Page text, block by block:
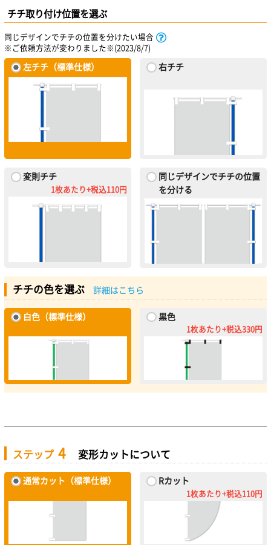
チチ取り付け位置を選ぶ
同じデザインでチチの位置を分けたい場合
※ご依頼方法が変わりました※(2023/8/7)
左チチ（標準仕様） 右チチ
変則チチ
1枚あたり+税込110円
同じデザインでチチの位置
を分ける
チチの色を選ぶ 詳細はこちら
白色（標準仕様） 黒色
1枚あたり+税込330円
ステップ 4 変形カットについて
通常カット（標準仕様） Rカット
1枚あたり+税込110円